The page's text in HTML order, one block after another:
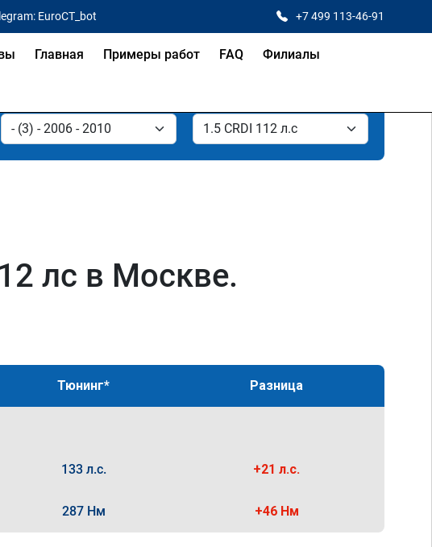
EuroCT_bot +7 499 113-46-91
Главная Примеры работ FAQ Филиалы
лс в Москве.
Тюнинг* Разница
133 л.с. +21 л.с.
287 Нм +46 Нм